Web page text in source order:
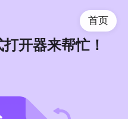
开器来帮忙！
首页